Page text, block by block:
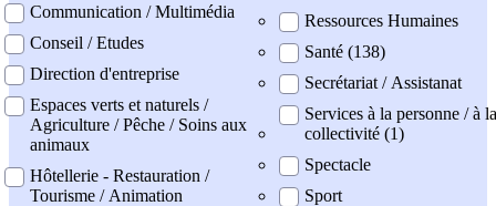
Communication / Multimédia
Conseil / Etudes
Direction d'entreprise
Espaces verts et naturels /
Agriculture / Pêche / Soins aux
animaux
Hôtellerie - Restauration /
Tourisme / Animation
Ressources Humaines
Santé (138)
Secrétariat / Assistanat
Services à la personne / à la
collectivité (1)
Spectacle
Sport